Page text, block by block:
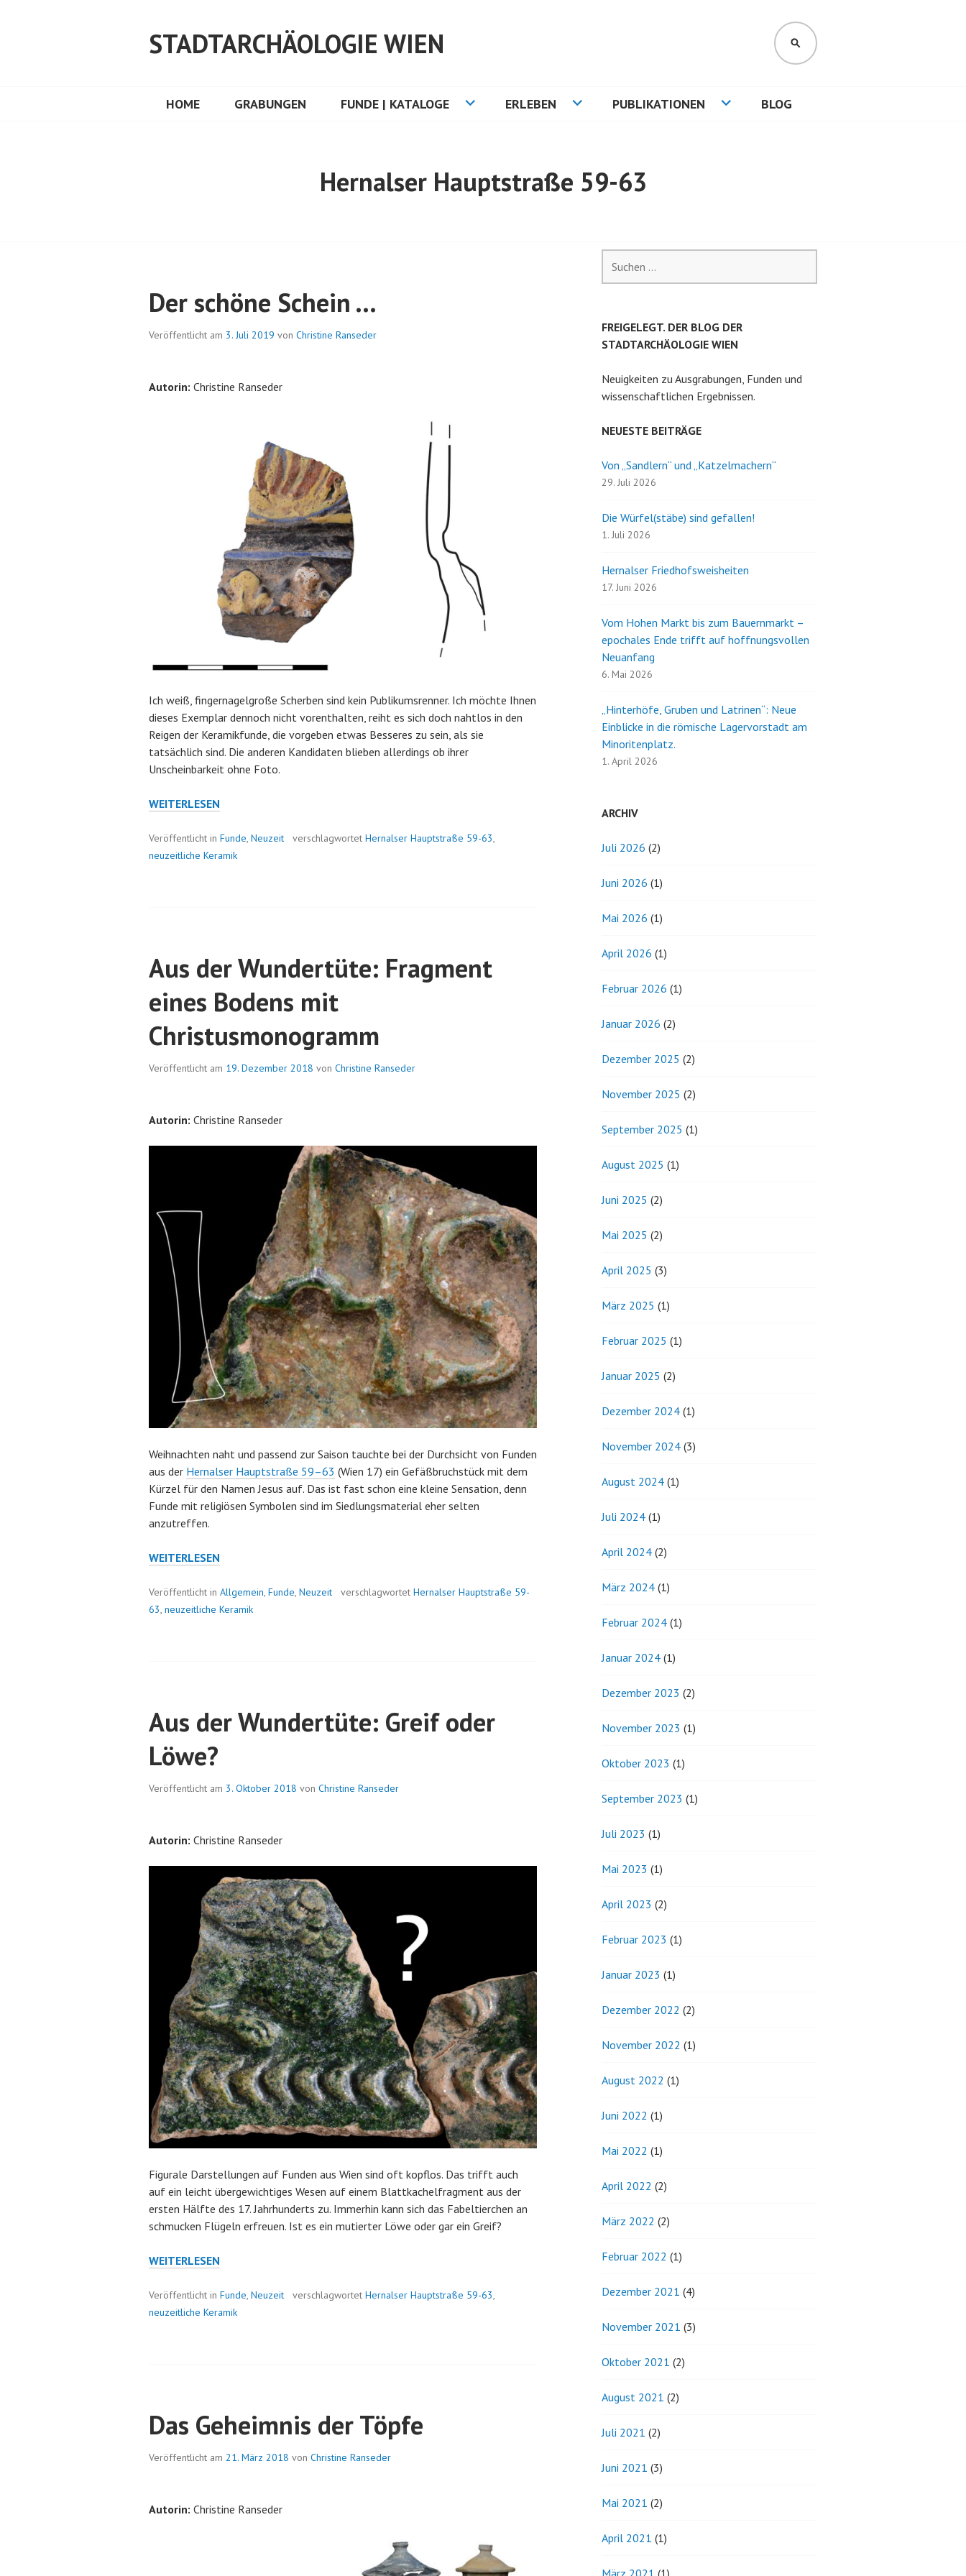
STADTARCHÄOLOGIE WIEN SUCHEN
HOME GRABUNGEN FUNDE | KATALOGE ERLEBEN PUBLIKATIONEN BLOG
Hernalser Hauptstraße 59-63
Der schöne Schein …
Veröffentlicht am 3. Juli 2019 von Christine Ranseder
Autorin: Christine Ranseder
Ich weiß, fingernagelgroße Scherben sind kein Publikumsrenner. Ich möchte Ihnen
dieses Exemplar dennoch nicht vorenthalten, reiht es sich doch nahtlos in den
Reigen der Keramikfunde, die vorgeben etwas Besseres zu sein, als sie
tatsächlich sind. Die anderen Kandidaten blieben allerdings ob ihrer
Unscheinbarkeit ohne Foto.
DER
SCHEIN
…
WEITERLESEN
Veröffentlicht in Funde Neuzeit verschlagwortet Hernalser Hauptstraße 59-63
neuzeitliche Keramik
Aus der Wundertüte: Fragment
eines Bodens mit
Christusmonogramm
Veröffentlicht am 19. Dezember 2018 von Christine Ranseder
Autorin: Christine Ranseder
Weihnachten naht und passend zur Saison tauchte bei der Durchsicht von Funden
aus der Hernalser Hauptstraße 59–63 (Wien 17) ein Gefäßbruchstück mit dem
Kürzel für den Namen Jesus auf. Das ist fast schon eine kleine Sensation, denn
Funde mit religiösen Symbolen sind im Siedlungsmaterial eher selten
anzutreffen.
AUS
WUNDERTÜTE:
FRAGMENT
WEITERLESEN
Veröffentlicht in Allgemein, Funde, Neuzeit verschlagwortet Hernalser Hauptstraße 59-
63, neuzeitliche Keramik
Aus der Wundertüte: Greif oder
Löwe?
Veröffentlicht am 3. Oktober 2018 von Christine Ranseder
Autorin: Christine Ranseder
Figurale Darstellungen auf Funden aus Wien sind oft kopflos. Das trifft auch
auf ein leicht übergewichtiges Wesen auf einem Blattkachelfragment aus der
ersten Hälfte des 17. Jahrhunderts zu. Immerhin kann sich das Fabeltierchen an
schmucken Flügeln erfreuen. Ist es ein mutierter Löwe oder gar ein Greif?
AUS
WUNDERTÜTE:
GREIF
WEITERLESEN
Veröffentlicht in Funde, Neuzeit verschlagwortet Hernalser Hauptstraße 59-63,
neuzeitliche Keramik
Das Geheimnis der Töpfe
Veröffentlicht am 21. März 2018 von Christine Ranseder
Autorin: Christine Ranseder
nach:
FREIGELEGT. DER BLOG DER
STADTARCHÄOLOGIE WIEN
Neuigkeiten zu Ausgrabungen, Funden und
wissenschaftlichen Ergebnissen.
NEUESTE BEITRÄGE
Von „Sandlern“ und „Katzelmachern“
29. Juli 2026
Die Würfel(stäbe) sind gefallen!
1. Juli 2026
Hernalser Friedhofsweisheiten
17. Juni 2026
Vom Hohen Markt bis zum Bauernmarkt –
epochales Ende trifft auf hoffnungsvollen
Neuanfang
6. Mai 2026
„Hinterhöfe, Gruben und Latrinen“: Neue
Einblicke in die römische Lagervorstadt am
Minoritenplatz.
1. April 2026
ARCHIV
Juli 2026 (2)
Juni 2026 (1)
Mai 2026 (1)
April 2026 (1)
Februar 2026 (1)
Januar 2026 (2)
Dezember 2025 (2)
November 2025 (2)
September 2025 (1)
August 2025 (1)
Juni 2025 (2)
Mai 2025 (2)
April 2025 (3)
März 2025 (1)
Februar 2025 (1)
Januar 2025 (2)
Dezember 2024 (1)
November 2024 (3)
August 2024 (1)
Juli 2024 (1)
April 2024 (2)
März 2024 (1)
Februar 2024 (1)
Januar 2024 (1)
Dezember 2023 (2)
November 2023 (1)
Oktober 2023 (1)
September 2023 (1)
Juli 2023 (1)
Mai 2023 (1)
April 2023 (2)
Februar 2023 (1)
Januar 2023 (1)
Dezember 2022 (2)
November 2022 (1)
August 2022 (1)
Juni 2022 (1)
Mai 2022 (1)
April 2022 (2)
März 2022 (2)
Februar 2022 (1)
Dezember 2021 (4)
November 2021 (3)
Oktober 2021 (2)
August 2021 (2)
Juli 2021 (2)
Juni 2021 (3)
Mai 2021 (2)
April 2021 (1)
März 2021 (1)